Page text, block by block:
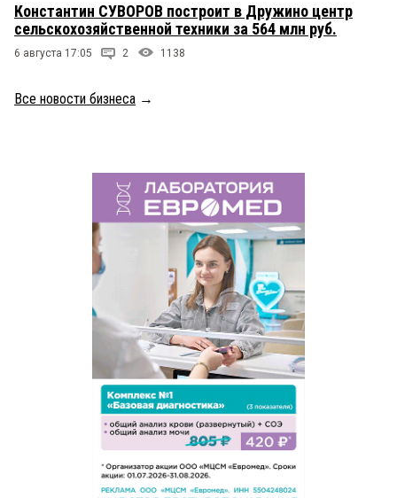
Константин СУВОРОВ построит в Дружино центр
сельскохозяйственной техники за 564 млн руб.
6 августа 17:05 2 1138
Все новости бизнеса →